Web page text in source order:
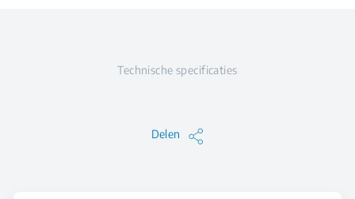
Technische specificaties
Delen